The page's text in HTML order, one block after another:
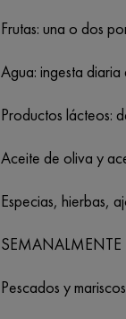
Frutas: una o dos
Agua: ingesta
Productos lácteos:
Aceite de oliva y
Especias, hierbas,
SEMANALMENTE
Pescados y